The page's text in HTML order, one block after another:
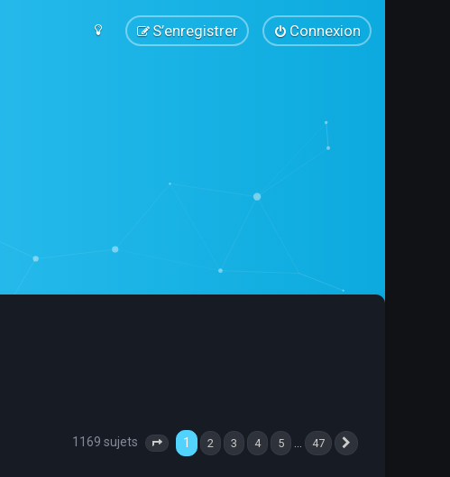
Connexion
S’enregistrer
1169 sujets Page 1 sur 47
1 2 3 4 5 … 47